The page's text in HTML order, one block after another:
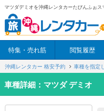
マツダデミオを沖縄レンタカーたびんふぉ
特集・売れ筋 閲覧履歴
沖縄レンタカー 格安予約 車種を指定
車種詳細：マツダ デミオ